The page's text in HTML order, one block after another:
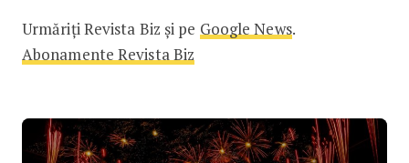
Urmăriți Revista Biz și pe Google News.
Abonamente Revista Biz